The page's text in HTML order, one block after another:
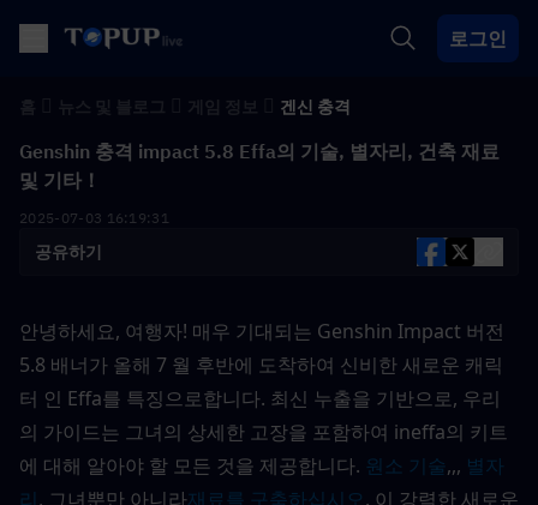
로그인
겐신 충격
Genshin 충격 impact 5.8 Effa의 기술, 별자리, 건축 재료
및 기타！
2025-07-03 16:19:31
공유하기
안녕하세요, 여행자! 매우 기대되는 Genshin Impact 버전
5.8 배너가 올해 7 월 후반에 도착하여 신비한 새로운 캐릭
터 인 Effa를 특징으로합니다. 최신 누출을 기반으로, 우리
의 가이드는 그녀의 상세한 고장을 포함하여 ineffa의 키트
에 대해 알아야 할 모든 것을 제공합니다. 원소 기술,,, 별자
리, 그녀뿐만 아니라재료를 구축하십시오. 이 강력한 새로운